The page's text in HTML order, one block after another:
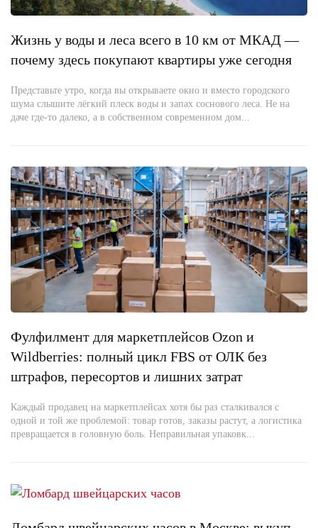
Жизнь у воды и леса всего в 10 км от МКАД —
почему здесь покупают квартиры уже сегодня
Представьте утро, когда вы открываете окно и вместо городского
шума слышите лёгкий плеск воды и запах соснового леса. Не на
даче где-то далеко, а в собственном современном дом...
Фулфилмент для маркетплейсов Ozon и
Wildberries: полный цикл FBS от ОЛК без
штрафов, пересортов и лишних затрат
Каждый продавец на маркетплейсах хотя бы раз сталкивался с
одной и той же проблемой: товар готов, заказы растут, а логистика
превращается в головную боль. Неправильная упаковк...